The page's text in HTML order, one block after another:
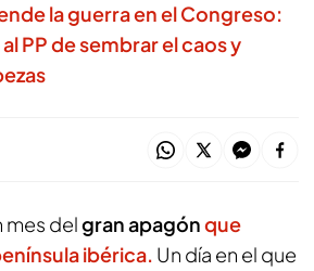
la guerra en el Congreso:
PP de sembrar el caos y
mes delgran apagónque
ibérica. Un día en el que